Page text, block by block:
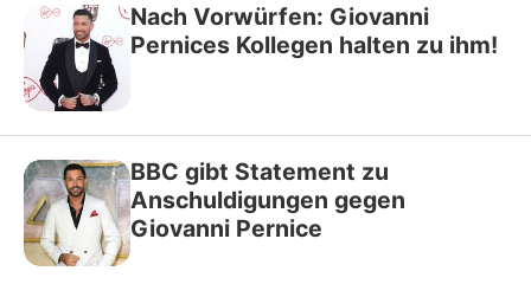
Nach Vorwürfen: Giovanni
Pernices Kollegen halten zu ihm!
BBC gibt Statement zu
Anschuldigungen gegen
Giovanni Pernice